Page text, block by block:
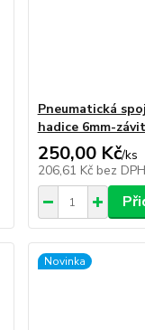
Pneumatická
hadice 6mm-
250,00 Kč/ks
206,61 Kč bez DPH
Novinka